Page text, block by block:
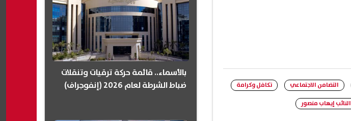
التضامن الاجتماعي
تكافل وكرامة
النائب إيهاب منصور
بالأسماء.. قائمة حركة ترقيات وتنقلات
ضباط الشرطة لعام 2026 (إنفوجراف)